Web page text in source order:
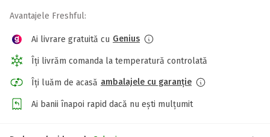
Avantajele Freshful:
Ai livrare gratuită cu Genius
Îți livrăm comanda la temperatură controlată
Îți luăm de acasă ambalajele cu garanție
Ai banii înapoi rapid dacă nu ești mulțumit